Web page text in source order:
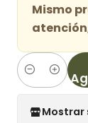
Mismo
Cantidad
Mostrar